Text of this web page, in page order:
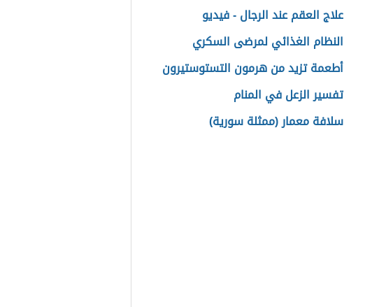
علاج العقم عند الرجال - فيديو
النظام الغذائي لمرضى السكري
أطعمة تزيد من هرمون التستوستيرون
تفسير الزعل في المنام
سلافة معمار (ممثلة سورية)